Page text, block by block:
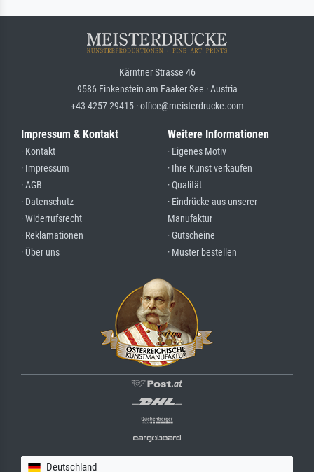
Kärntner Strasse 46
9586 Finkenstein am Faaker See · Austria
+43 4257 29415 · office@meisterdrucke.com
Impressum & Kontakt
· Kontakt
· Impressum
· AGB
· Datenschutz
· Widerrufsrecht
· Reklamationen
· Über uns
Weitere Informationen
· Eigenes Motiv
· Ihre Kunst verkaufen
· Qualität
· Eindrücke aus unserer
Manufaktur
· Gutscheine
· Muster bestellen
Deutschland